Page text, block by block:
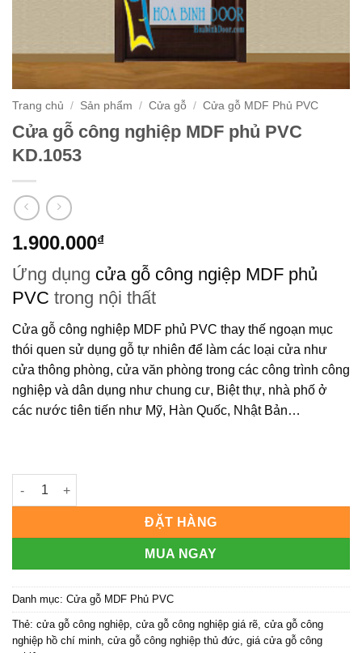
Trang chủ / Sản phẩm / Cửa gỗ / Cửa gỗ MDF Phủ PVC
Cửa gỗ công nghiệp MDF phủ PVC
KD.1053
1.900.000₫
Ứng dụng cửa gỗ công ngiệp MDF phủ
PVC trong nội thất
Cửa gỗ công nghiệp MDF phủ PVC thay thế ngoạn mục
thói quen sử dụng gỗ tự nhiên để làm các loại cửa như
cửa thông phòng, cửa văn phòng trong các công trình công
nghiệp và dân dụng như chung cư, Biệt thự, nhà phố ở
các nước tiên tiến như Mỹ, Hàn Quốc, Nhật Bản…
Cửa gỗ công nghiệp MDF phủ PVC KD.1053 số lượng
ĐẶT HÀNG
MUA NGAY
Danh mục: Cửa gỗ MDF Phủ PVC
Thẻ: cửa gỗ công nghiệp, cửa gỗ công nghiệp giá rẽ, cửa gỗ công
nghiệp hồ chí minh, cửa gỗ công nghiệp thủ đức, giá cửa gỗ công